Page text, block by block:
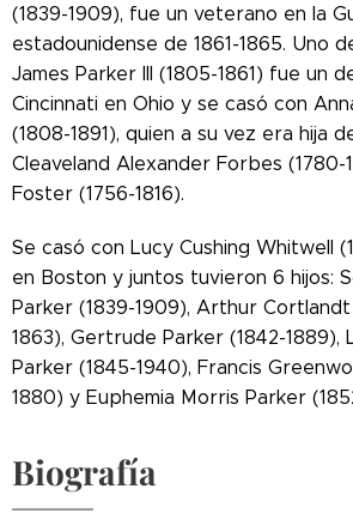
(1839-1909), fue un veterano en la
estadounidense de 1861-1865. Uno
James Parker III (1805-1861) fue un
Cincinnati en Ohio y se casó con
(1808-1891), quien a su vez era hija
Cleaveland Alexander Forbes (1780-
Foster (1756-1816).
Se casó con Lucy Cushing Whitwell
en Boston y juntos tuvieron 6 hijos:
Parker (1839-1909), Arthur
1863), Gertrude Parker (1842-1889),
Parker (1845-1940), Francis
1880) y Euphemia Morris Parker
Biografía